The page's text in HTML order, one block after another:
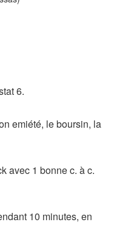
6.
emiété, le boursin, la
avec 1 bonne c. à c.
10 minutes, en